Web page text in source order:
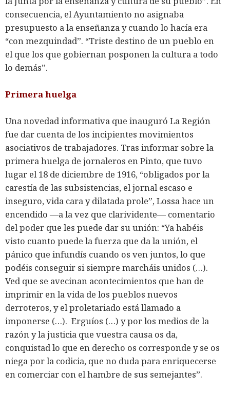
consecuencia, el Ayuntamiento no asignaba
presupuesto a la enseñanza y cuando lo hacía era
“con mezquindad”. “Triste destino de un pueblo en
el que los que gobiernan posponen la cultura a todo
lo demás”.
Primera huelga
Una novedad informativa que inauguró La Región
fue dar cuenta de los incipientes movimientos
asociativos de trabajadores. Tras informar sobre la
primera huelga de jornaleros en Pinto, que tuvo
lugar el 18 de diciembre de 1916, “obligados por la
carestía de las subsistencias, el jornal escaso e
inseguro, vida cara y dilatada prole”, Lossa hace un
encendido ―a la vez que clarividente― comentario
del poder que les puede dar su unión: “Ya habéis
visto cuanto puede la fuerza que da la unión, el
pánico que infundís cuando os ven juntos, lo que
podéis conseguir si siempre marcháis unidos (…).
Ved que se avecinan acontecimientos que han de
imprimir en la vida de los pueblos nuevos
derroteros, y el proletariado está llamado a
imponerse (…). Erguíos (…) y por los medios de la
razón y la justicia que vuestra causa os da,
conquistad lo que en derecho os corresponde y se os
niega por la codicia, que no duda para enriquecerse
en comerciar con el hambre de sus semejantes”.